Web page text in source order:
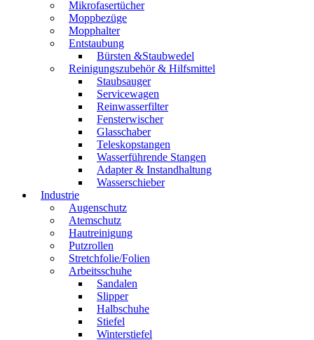
Mikrofasertücher
Moppbezüge
Mopphalter
Entstaubung
Bürsten &Staubwedel
Reinigungszubehör & Hilfsmittel
Staubsauger
Servicewagen
Reinwasserfilter
Fensterwischer
Glasschaber
Teleskopstangen
Wasserführende Stangen
Adapter & Instandhaltung
Wasserschieber
Industrie
Augenschutz
Atemschutz
Hautreinigung
Putzrollen
Stretchfolie/Folien
Arbeitsschuhe
Sandalen
Slipper
Halbschuhe
Stiefel
Winterstiefel